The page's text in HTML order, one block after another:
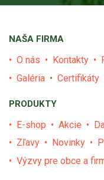
NAŠA FIRMA
O nás Kontakty
Galéria
Certifikáty
PRODUKTY
E-shop Akcie
Zľavy
Novinky
Výzvy pre obce a